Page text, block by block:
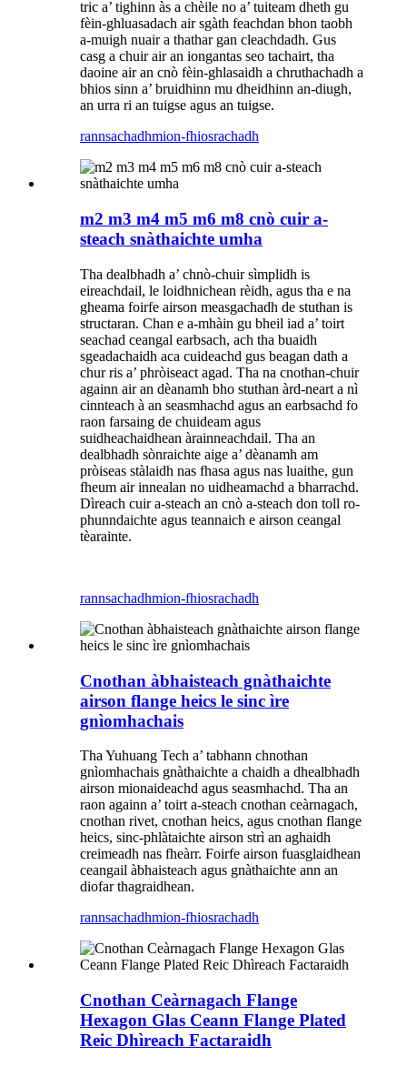
tric a’ tighinn às a chèile no a’ tuiteam dheth gu
fèin-ghluasadach air sgàth feachdan bhon taobh
a-muigh nuair a thathar gan cleachdadh. Gus
casg a chuir air an iongantas seo tachairt, tha
daoine air an cnò fèin-ghlasaidh a chruthachadh a
bhios sinn a’ bruidhinn mu dheidhinn an-diugh,
an urra ri an tuigse agus an tuigse.
rannsachadhmion-fhiosrachadh
m2 m3 m4 m5 m6 m8 cnò cuir a-
steach snàthaichte umha
Tha dealbhadh a’ chnò-chuir sìmplidh is
eireachdail, le loidhnichean rèidh, agus tha e na
gheama foirfe airson measgachadh de stuthan is
structaran. Chan e a-mhàin gu bheil iad a’ toirt
seachad ceangal earbsach, ach tha buaidh
sgeadachaidh aca cuideachd gus beagan dath a
chur ris a’ phròiseact agad. Tha na cnothan-chuir
againn air an dèanamh bho stuthan àrd-neart a nì
cinnteach à an seasmhachd agus an earbsachd fo
raon farsaing de chuideam agus
suidheachaidhean àrainneachdail. Tha an
dealbhadh sònraichte aige a’ dèanamh am
pròiseas stàlaidh nas fhasa agus nas luaithe, gun
fheum air innealan no uidheamachd a bharrachd.
Dìreach cuir a-steach an cnò a-steach don toll ro-
phunndaichte agus teannaich e airson ceangal
tèarainte.
rannsachadhmion-fhiosrachadh
Cnothan àbhaisteach gnàthaichte
airson flange heics le sinc ìre
gnìomhachais
Tha Yuhuang Tech a’ tabhann chnothan
gnìomhachais gnàthaichte a chaidh a dhealbhadh
airson mionaideachd agus seasmhachd. Tha an
raon againn a’ toirt a-steach cnothan ceàrnagach,
cnothan rivet, cnothan heics, agus cnothan flange
heics, sinc-phlàtaichte airson strì an aghaidh
creimeadh nas fheàrr. Foirfe airson fuasglaidhean
ceangail àbhaisteach agus gnàthaichte ann an
diofar thagraidhean.
rannsachadhmion-fhiosrachadh
Cnothan Ceàrnagach Flange
Hexagon Glas Ceann Flange Plated
Reic Dhìreach Factaraidh